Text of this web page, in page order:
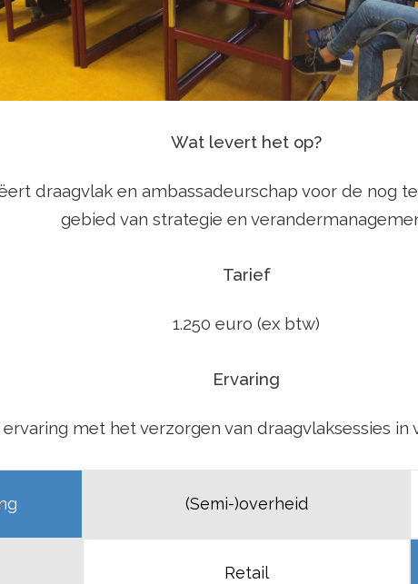
Wat levert het op?
draagvlak en ambassadeurschap voor de nog
gebied van strategie en
Tarief
1.250 euro (ex btw)
Ervaring
met het verzorgen van draagvlaksessies in
(Semi-)overheid
Retail